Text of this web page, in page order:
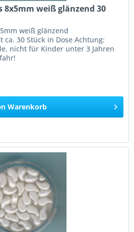
8x5mm weiß glänzend 30
weiß glänzend
30 Stück in Dose Achtung:
nicht für Kinder unter 3 Jahren
Warenkorb